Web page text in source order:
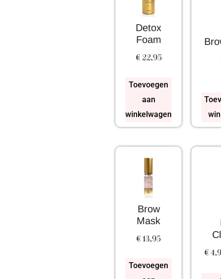
Detox
Foam
€22,95
Toevoegen
aan
winkelwagen
Brow
Mask
€13,95
Toevoegen
€